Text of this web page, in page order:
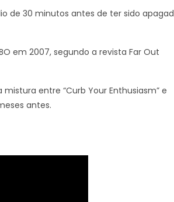
de 30 minutos antes de ter sido
em 2007, segundo a revista Far Out
entre “Curb Your Enthusiasm” e
antes.